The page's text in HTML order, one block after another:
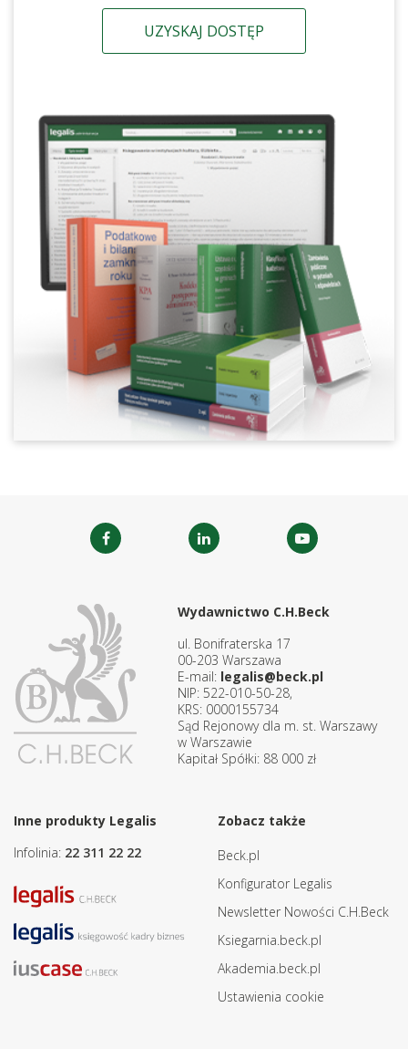
UZYSKAJ DOSTĘP
Wydawnictwo C.H.Beck
ul. Bonifraterska 17
00-203 Warszawa
E-mail: legalis@beck.pl
NIP: 522-010-50-28,
KRS: 0000155734
Sąd Rejonowy dla m. st. Warszawy
w Warszawie
Kapitał Spółki: 88 000 zł
Inne produkty Legalis
Infolinia: 22 311 22 22
Zobacz także
Beck.pl
Konfigurator Legalis
Newsletter Nowości C.H.Beck
Ksiegarnia.beck.pl
Akademia.beck.pl
Ustawienia cookie